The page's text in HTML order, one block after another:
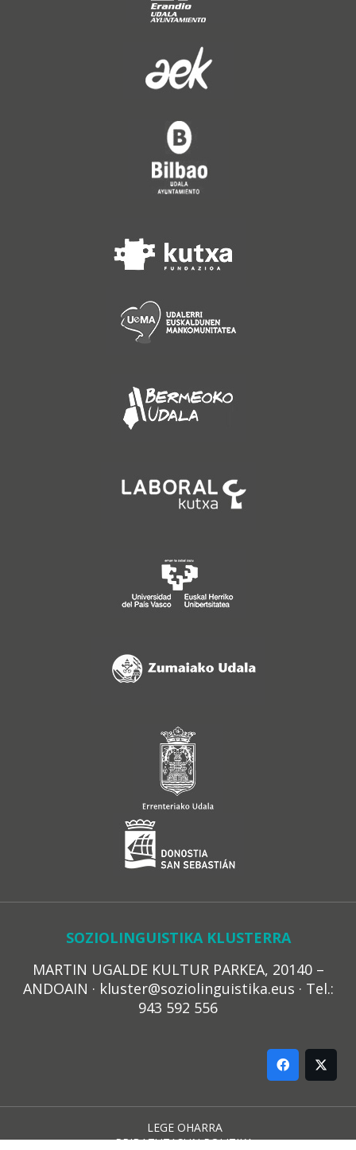
SOZIOLINGUISTIKA KLUSTERRA
MARTIN UGALDE KULTUR PARKEA, 20140 –
ANDOAIN · kluster@soziolinguistika.eus · Tel.:
943 592 556
LEGE OHARRA
PRIBATUTASUN POLITIKA